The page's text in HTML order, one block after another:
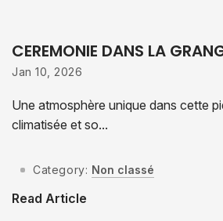
CEREMONIE DANS LA
Jan 10, 2026
Une atmosphère unique dans cette
climatisée et so...
Category: Non classé
Read Article